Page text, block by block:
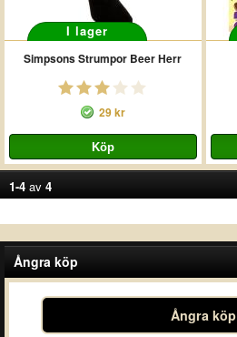
I lager
Simpsons Strumpor Beer Herr
29 kr
1-4 av 4
Ångra köp
Ångra köp